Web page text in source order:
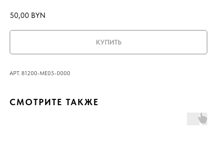
50,00 BYN
КУПИТЬ
АРТ. 81200-ME05-0000
СМОТРИТЕ ТАКЖЕ